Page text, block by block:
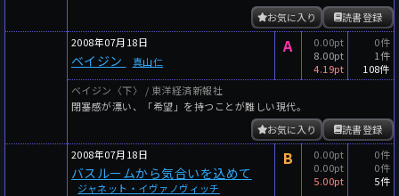
読書登録
お気に入り
2008年07月18日
ベイジン 真山仁
A
0.00pt
8.00pt
4.19pt
0件
1件
108件
ベイジン〈下〉 / 東洋経済新報社
閉塞感が漂い、「希望」を持つことが難しい現代。
読書登録
お気に入り
2008年07月18日
バスルームから気合いを込めて
ジャネット・イヴァノヴィッチ
B
0.00pt
0.00pt
5.00pt
0件
0件
5件